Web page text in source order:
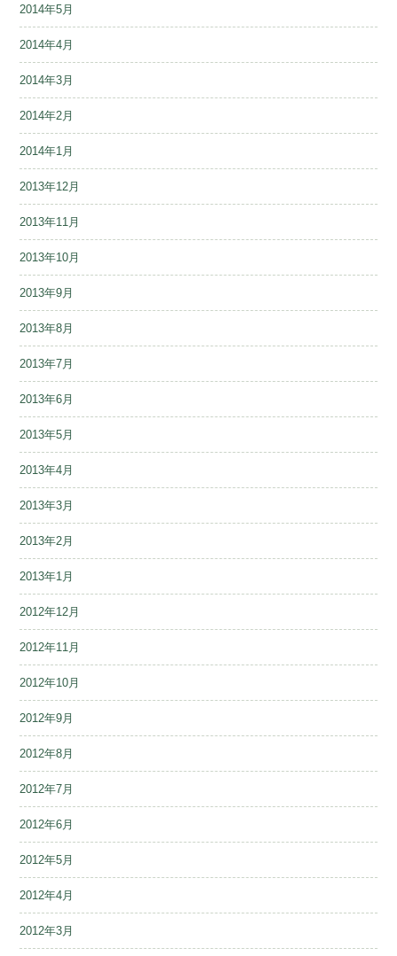
2014年5月
2014年4月
2014年3月
2014年2月
2014年1月
2013年12月
2013年11月
2013年10月
2013年9月
2013年8月
2013年7月
2013年6月
2013年5月
2013年4月
2013年3月
2013年2月
2013年1月
2012年12月
2012年11月
2012年10月
2012年9月
2012年8月
2012年7月
2012年6月
2012年5月
2012年4月
2012年3月